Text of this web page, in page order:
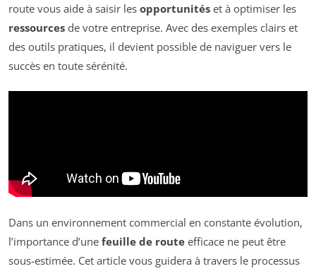
route vous aide à saisir les opportunités et à optimiser les
ressources de votre entreprise. Avec des exemples clairs et
des outils pratiques, il devient possible de naviguer vers le
succès en toute sérénité.
Dans un environnement commercial en constante évolution,
l’importance d’une feuille de route efficace ne peut être
sous-estimée. Cet article vous guidera à travers le processus